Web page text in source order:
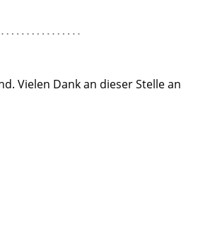
Vielen Dank an dieser Stelle an